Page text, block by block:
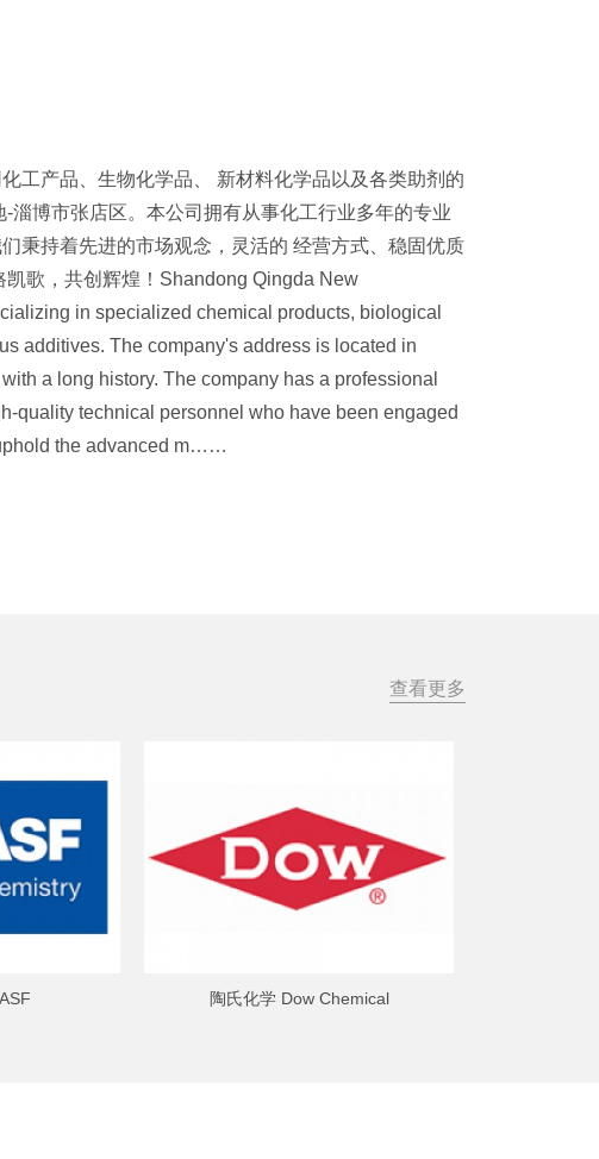
工产品、生物化学品、 新材料化学品以及各类助剂的
淄博市张店区。本公司拥有从事化工行业多年的专业
秉持着先进的市场观念，灵活的 经营方式、稳固优质
歌，共创辉煌！Shandong Qingda New
in specialized chemical products, biological
additives. The company's address is located in
a long history. The company has a professional
quality technical personnel who have been engaged
the advanced m……
查看更多
陶氏化学 Dow Chemical